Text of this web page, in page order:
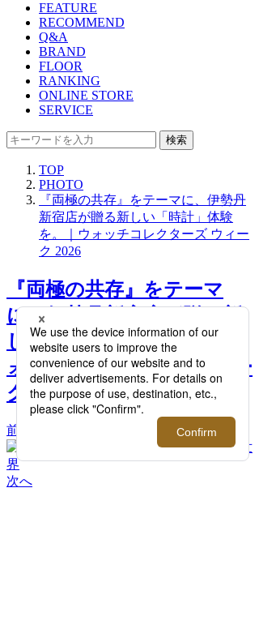
FEATURE
RECOMMEND
Q&A
BRAND
FLOOR
RANKING
ONLINE STORE
SERVICE
検索
TOP
PHOTO
『両極の共存』をテーマに、伊勢丹
新宿店が贈る新しい「時計」体験
を。｜ウォッチコレクターズ ウィー
ク 2026
『両極の共存』をテーマ
に、伊勢丹新宿店が贈る新
しい「時計」体験を。｜ウ
ォッチコレクターズ ウィー
ク 2026 >>
前へ
次へ